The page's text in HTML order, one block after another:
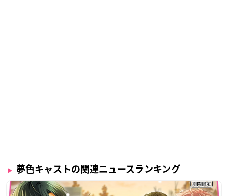
夢色キャストの関連ニュースランキング